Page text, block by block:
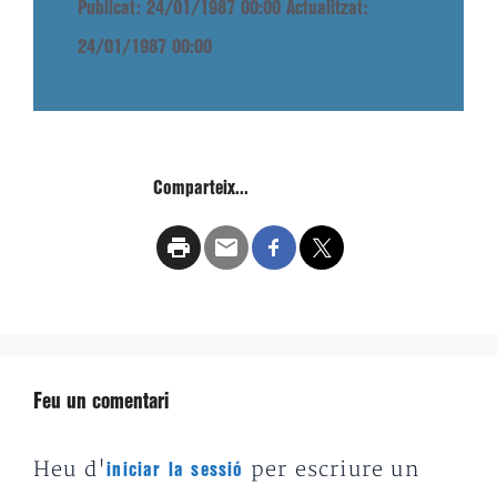
Publicat: 24/01/1987 00:00 Actualitzat:
24/01/1987 00:00
Comparteix...
Feu un comentari
Heu d'iniciar la sessió
per escriure un